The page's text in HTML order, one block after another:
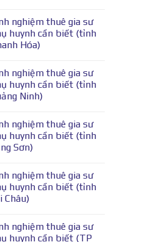
nghiệm thuê gia sư
huynh cần biết (tỉnh
Hóa)
nghiệm thuê gia sư
huynh cần biết (tỉnh
Ninh)
nghiệm thuê gia sư
huynh cần biết (tỉnh
Sơn)
nghiệm thuê gia sư
huynh cần biết (tỉnh
Châu)
nghiệm thuê gia sư
huynh cần biết (TP